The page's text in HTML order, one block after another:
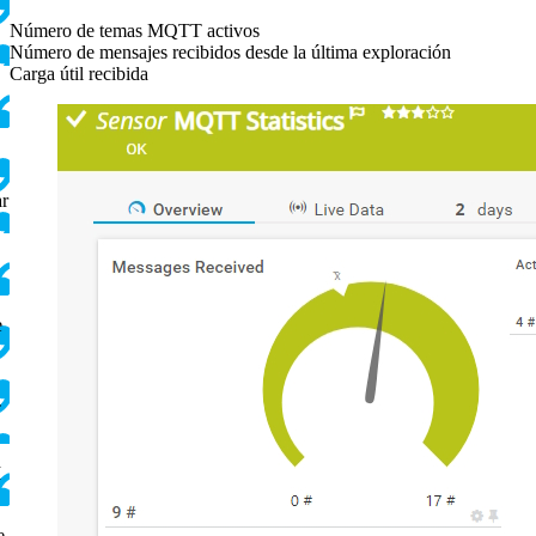
Número de temas MQTT activos
Número de mensajes recibidos desde la última exploración
Carga útil recibida